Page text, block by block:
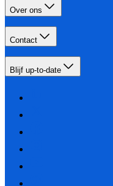
Over ons
Contact
Blijf up-to-date